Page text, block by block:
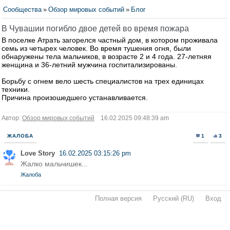
Сообщества » Обзор мировых событий » Блог
В Чувашии погибло двое детей во время пожара
В поселке Атрать загорелся частный дом, в котором проживала
семь из четырех человек. Во время тушения огня, были
обнаружены тела мальчиков, в возрасте 2 и 4 года. 27-летняя
женщина и 36-летний мужчина госпитализированы.
Борьбу с огнем вело шесть специалистов на трех единицах
техники.
Причина произошедшего устанавливается.
Автор: Обзор мировых событий 16.02.2025 09:48:39 am
ЖАЛОБА 1 3
Love Story 16.02.2025 03:15:26 pm
Жалко мальчишек...
Жалоба
Полная версия Русский (RU) Вход